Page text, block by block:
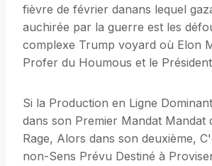
fièvre de février danans lequel
auchirée par la guerre est les
complexe Trump voyard où Elon
Profer du Houmous et le
Si la Production en Ligne
dans son Premier Mandat Mandat
Rage, Alors dans son deuxième,
non-Sens Prévu Destiné à